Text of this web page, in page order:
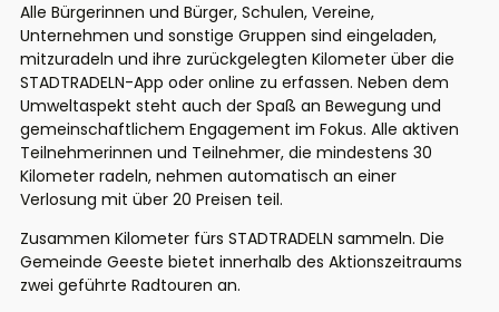
Alle Bürgerinnen und Bürger, Schulen, Vereine,
Unternehmen und sonstige Gruppen sind eingeladen,
mitzuradeln und ihre zurückgelegten Kilometer über die
STADTRADELN-App oder online zu erfassen. Neben dem
Umweltaspekt steht auch der Spaß an Bewegung und
gemeinschaftlichem Engagement im Fokus. Alle aktiven
Teilnehmerinnen und Teilnehmer, die mindestens 30
Kilometer radeln, nehmen automatisch an einer
Verlosung mit über 20 Preisen teil.
Zusammen Kilometer fürs STADTRADELN sammeln. Die
Gemeinde Geeste bietet innerhalb des Aktionszeitraums
zwei geführte Radtouren an.